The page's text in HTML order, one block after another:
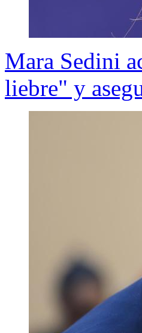
Mara Sedini
liebre" y